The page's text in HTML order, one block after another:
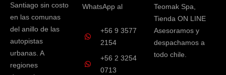
Santiago sin costo
en las comunas
del anillo de las
autopistas
urbanas. A
regiones
WhatsApp al
+56 9 3577
2154
+56 2 3254
0713
Teomak Spa,
Tienda ON LINE
Asesoramos y
despachamos a
todo chile.